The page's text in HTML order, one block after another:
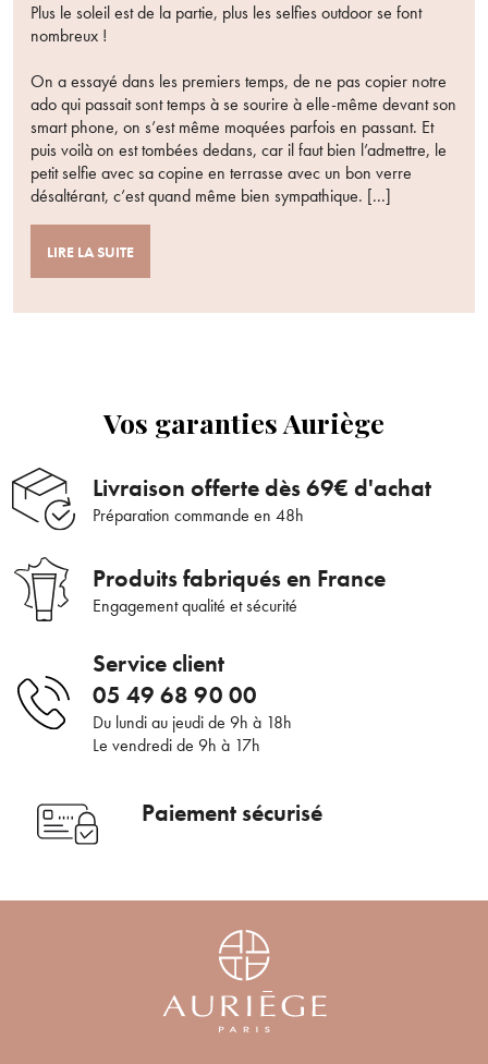
ANNULER OUI
Plus le soleil est de la partie, plus les selfies outdoor se font
nombreux !
On a essayé dans les premiers temps, de ne pas copier notre
ado qui passait sont temps à se sourire à elle-même devant son
smart phone, on s’est même moquées parfois en passant. Et
puis voilà on est tombées dedans, car il faut bien l’admettre, le
petit selfie avec sa copine en terrasse avec un bon verre
désaltérant, c’est quand même bien sympathique. [...]
LIRE LA SUITE
Vos garanties Auriège
Livraison offerte dès 69€ d'achat
Préparation commande en 48h
Produits fabriqués en France
Engagement qualité et sécurité
Service client
05 49 68 90 00
Du lundi au jeudi de 9h à 18h
Le vendredi de 9h à 17h
Paiement sécurisé
Bienvenue !
En renseignant votre adresse e-mail, vous acceptez de recevoir des